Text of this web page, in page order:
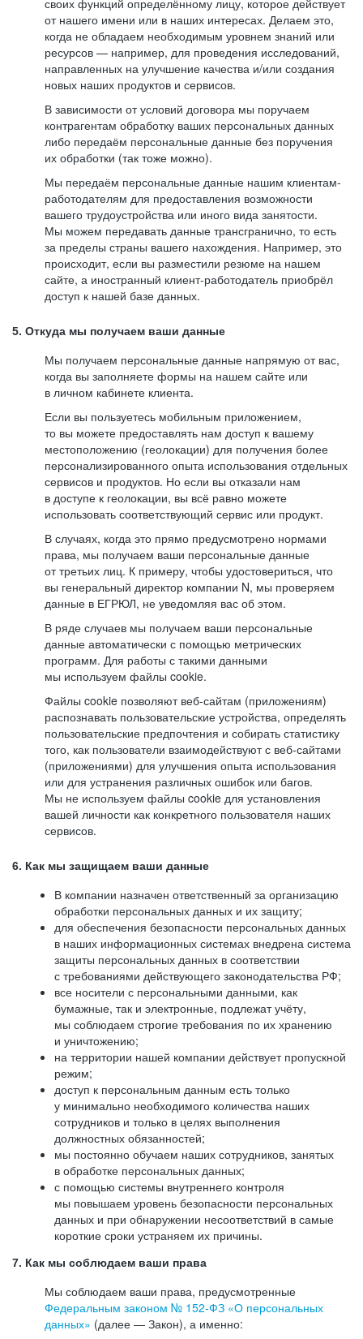
своих функций определённому лицу, которое действует
от нашего имени или в наших интересах. Делаем это,
когда не обладаем необходимым уровнем знаний или
ресурсов — например, для проведения исследований,
направленных на улучшение качества и/или создания
новых наших продуктов и сервисов.
В зависимости от условий договора мы поручаем
контрагентам обработку ваших персональных данных
либо передаём персональные данные без поручения
их обработки (так тоже можно).
Мы передаём персональные данные нашим клиентам-
работодателям для предоставления возможности
вашего трудоустройства или иного вида занятости.
Мы можем передавать данные трансгранично, то есть
за пределы страны вашего нахождения. Например, это
происходит, если вы разместили резюме на нашем
сайте, а иностранный клиент-работодатель приобрёл
доступ к нашей базе данных.
5. Откуда мы получаем ваши данные
Мы получаем персональные данные напрямую от вас,
когда вы заполняете формы на нашем сайте или
в личном кабинете клиента.
Если вы пользуетесь мобильным приложением,
то вы можете предоставлять нам доступ к вашему
местоположению (геолокации) для получения более
персонализированного опыта использования отдельных
сервисов и продуктов. Но если вы отказали нам
в доступе к геолокации, вы всё равно можете
использовать соответствующий сервис или продукт.
В случаях, когда это прямо предусмотрено нормами
права, мы получаем ваши персональные данные
от третьих лиц. К примеру, чтобы удостовериться, что
вы генеральный директор компании N, мы проверяем
данные в ЕГРЮЛ, не уведомляя вас об этом.
В ряде случаев мы получаем ваши персональные
данные автоматически с помощью метрических
программ. Для работы с такими данными
мы используем файлы cookie.
Файлы cookie позволяют веб-сайтам (приложениям)
распознавать пользовательские устройства, определять
пользовательские предпочтения и собирать статистику
того, как пользователи взаимодействуют с веб-сайтами
(приложениями) для улучшения опыта использования
или для устранения различных ошибок или багов.
Мы не используем файлы cookie для установления
вашей личности как конкретного пользователя наших
сервисов.
6. Как мы защищаем ваши данные
В компании назначен ответственный за организацию
обработки персональных данных и их защиту;
для обеспечения безопасности персональных данных
в наших информационных системах внедрена система
защиты персональных данных в соответствии
с требованиями действующего законодательства РФ;
все носители с персональными данными, как
бумажные, так и электронные, подлежат учёту,
мы соблюдаем строгие требования по их хранению
и уничтожению;
на территории нашей компании действует пропускной
режим;
доступ к персональным данным есть только
у минимально необходимого количества наших
сотрудников и только в целях выполнения
должностных обязанностей;
мы постоянно обучаем наших сотрудников, занятых
в обработке персональных данных;
с помощью системы внутреннего контроля
мы повышаем уровень безопасности персональных
данных и при обнаружении несоответствий в самые
короткие сроки устраняем их причины.
7. Как мы соблюдаем ваши права
Мы соблюдаем ваши права, предусмотренные
Федеральным законом № 152-ФЗ «О персональных
данных» (далее — Закон), а именно: